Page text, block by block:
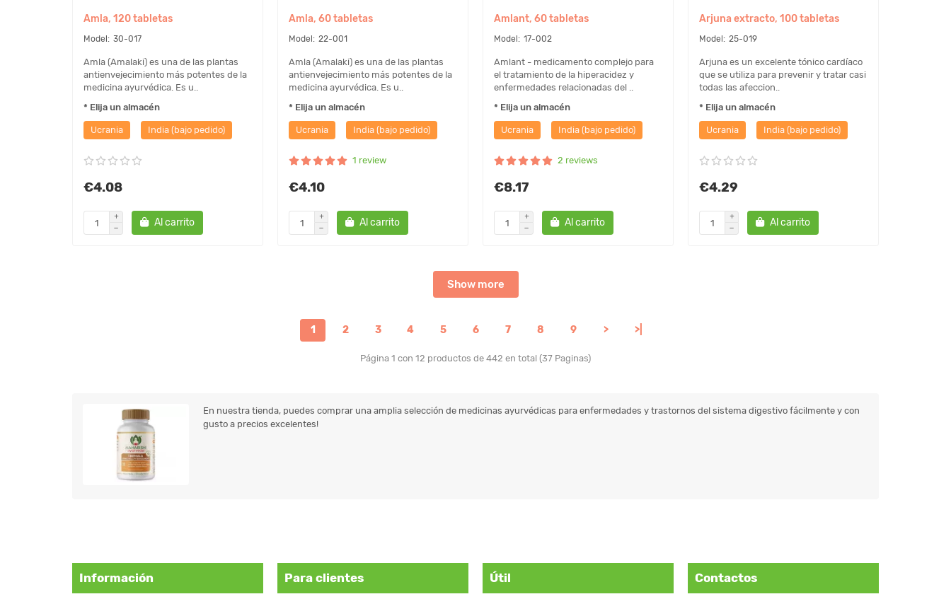
Amla, 120 tabletas
30-017
Amla (Amalaki) es una de las plantas
antienvejecimiento más potentes de la
medicina ayurvédica. Es u..
* Elija un almacén
Ucrania India (bajo pedido)
€4.08
Al carrito
Amla, 60 tabletas
22-001
Amla (Amalaki) es una de las plantas
antienvejecimiento más potentes de la
medicina ayurvédica. Es u..
* Elija un almacén
Ucrania India (bajo pedido)
1 review
€4.10
Al carrito
Amlant, 60 tabletas
17-002
Amlant - medicamento complejo para
el tratamiento de la hiperacidez y
enfermedades relacionadas del ..
* Elija un almacén
Ucrania India (bajo pedido)
2 reviews
€8.17
Al carrito
Arjuna extracto, 100 tabletas
25-019
Arjuna es un excelente tónico cardíaco
que se utiliza para prevenir y tratar casi
todas las afeccion..
* Elija un almacén
Ucrania India (bajo pedido)
€4.29
Al carrito
Show more
1 2 3 4 5 6 7 8 9 > >|
Página 1 con 12 productos de 442 en total (37 Paginas)
En nuestra tienda, puedes comprar una amplia selección de medicinas ayurvédicas para enfermedades y trastornos del sistema digestivo fácilmente y con
gusto a precios excelentes!
Información Para clientes Útil Contactos